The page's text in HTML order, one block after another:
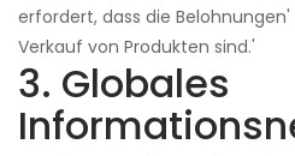
erfordert, dass die
Verkauf von Produkten sind.'
3. Globales